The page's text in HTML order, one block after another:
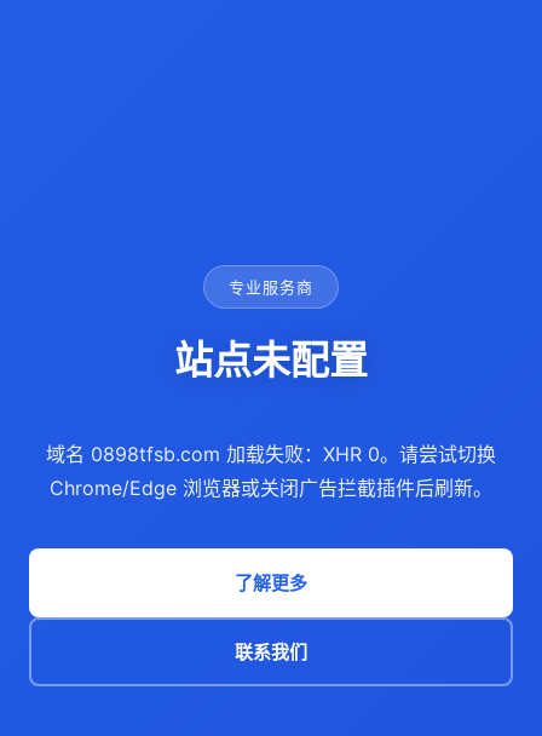
专业服务商
站点未配置
域名 0898tfsb.com 加载失败：XHR 0。请尝试切换
Chrome/Edge 浏览器或关闭广告拦截插件后刷新。
了解更多
联系我们